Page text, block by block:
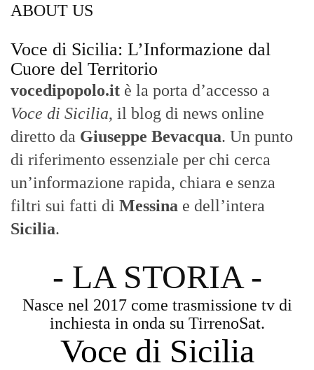
ABOUT US
Voce di Sicilia: L’Informazione dal
Cuore del Territorio
vocedipopolo.it è la porta d’accesso a
Voce di Sicilia, il blog di news online
diretto da Giuseppe Bevacqua. Un punto
di riferimento essenziale per chi cerca
un’informazione rapida, chiara e senza
filtri sui fatti di Messina e dell’intera
Sicilia.
- LA STORIA -
Nasce nel 2017 come trasmissione tv di
inchiesta in onda su TirrenoSat.
Voce di Sicilia